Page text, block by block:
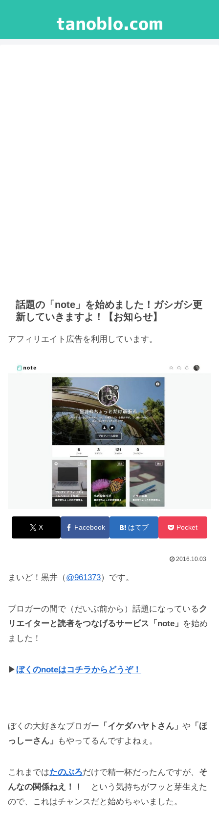
話題の「note」を始めました！ガシガシ更
新していきますよ！【お知らせ】
アフィリエイト広告を利用しています。
X Facebook はてブ Pocket
2016.10.03
まいど！黒井（@961373）です。
ブロガーの間で（だいぶ前から）話題になっているク
リエイターと読者をつなげるサービス「note」 を始め
ました！
▶ぼくのnoteはコチラからどうぞ！
ぼくの大好きなブロガー 「イケダハヤトさん」 や 「ほ
っしーさん」
もやってるんですよねぇ。
これまではたのぶろだけで精一杯だったんですが、 そ
んなの関係ねえ！！
という気持ちがフッと芽生えた
ので、これはチャンスだと始めちゃいました。